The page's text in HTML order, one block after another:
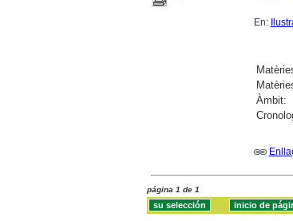
En:
Àmbit:
página 1 de 1